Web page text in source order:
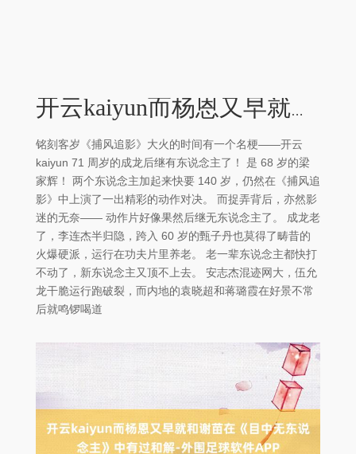
开云kaiyun而杨恩又早就和谢苗在《目中无东说念主》中有过和解-外围足球软件APP
铭刻客岁《捕风追影》大火的时间有一个名梗——开云
kaiyun 71 周岁的成龙后继有东说念主了！ 是 68 岁的梁
家辉！ 两个东说念主加起来快要 140 岁，仍然在《捕风追
影》中上演了一出精彩的动作对决。 而捉弄背后，亦然影
迷的无奈—— 动作片好像果然后继无东说念主了。 成龙老
了，李连杰半归隐，跨入 60 岁的甄子丹也莫得了畴昔的
火爆硬派，运行在功夫片里养老。 老一辈东说念主都快打
不动了，新东说念主又顶不上去。 安志杰混迹网大，伍允
龙干脆运行跑破裂，而内地的袁晓超和蒋璐霞在好景不常
后就鸣锣喝道